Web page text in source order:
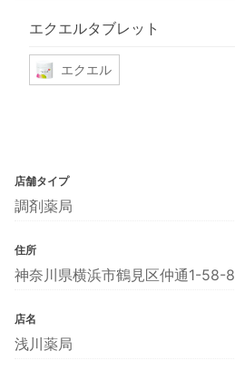
エクエルタブレット
エクエル
店舗タイプ
調剤薬局
住所
神奈川県横浜市鶴見区仲通1-58-8
店名
浅川薬局